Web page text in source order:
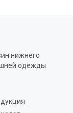
нижнего
одежды